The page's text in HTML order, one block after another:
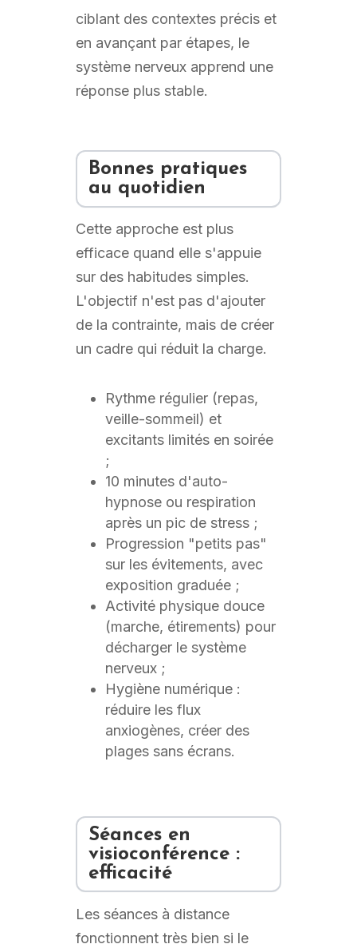
ciblant des contextes précis et
en avançant par étapes, le
système nerveux apprend une
réponse plus stable.
Bonnes pratiques
au quotidien
Cette approche est plus
efficace quand elle s'appuie
sur des habitudes simples.
L'objectif n'est pas d'ajouter
de la contrainte, mais de créer
un cadre qui réduit la charge.
Rythme régulier (repas,
veille-sommeil) et
excitants limités en soirée
;
10 minutes d'auto-
hypnose ou respiration
après un pic de stress ;
Progression "petits pas"
sur les évitements, avec
exposition graduée ;
Activité physique douce
(marche, étirements) pour
décharger le système
nerveux ;
Hygiène numérique :
réduire les flux
anxiogènes, créer des
plages sans écrans.
Séances en
visioconférence :
efficacité
Les séances à distance
fonctionnent très bien si le